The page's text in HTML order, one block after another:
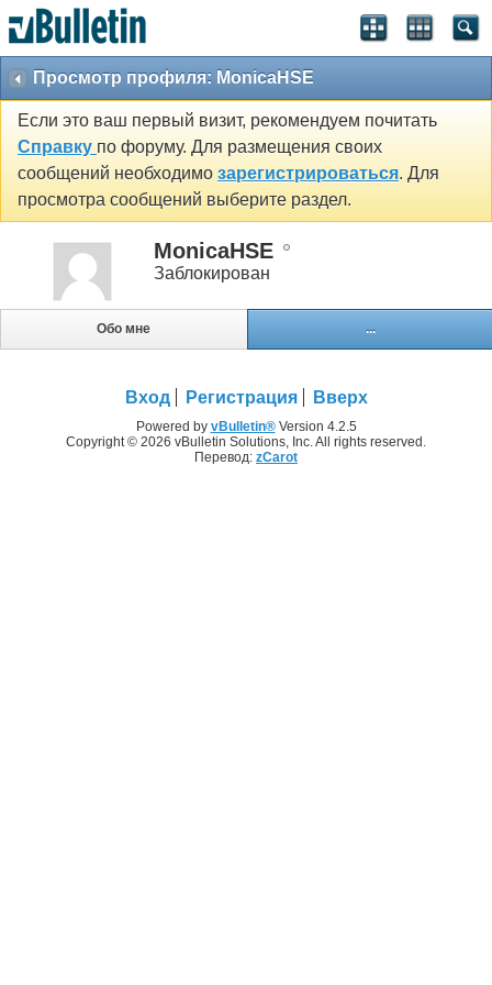
Просмотр профиля: MonicaHSE
Если это ваш первый визит, рекомендуем почитать
Справку по форуму. Для размещения своих
сообщений необходимо зарегистрироваться. Для
просмотра сообщений выберите раздел.
MonicaHSE
Заблокирован
Обо мне ...
Вход Регистрация Вверх
Powered by vBulletin®Version 4.2.5
Copyright © 2026 vBulletin Solutions, Inc. All rights reserved.
Перевод: zCarot